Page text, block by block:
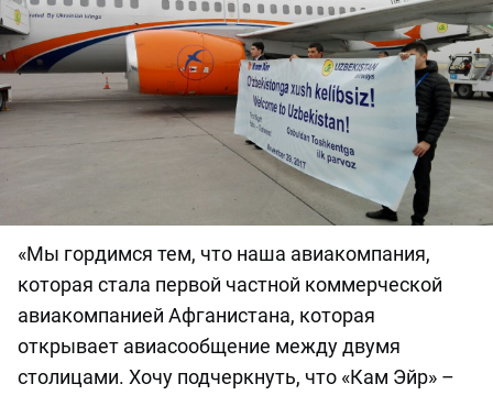
«Мы гордимся тем, что наша авиакомпания,
которая стала первой частной коммерческой
авиакомпанией Афганистана, которая
открывает авиасообщение между двумя
столицами. Хочу подчеркнуть, что «Кам Эйр» –